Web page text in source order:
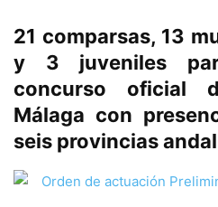
21 comparsas, 13
y 3 juveniles
concurso oficial
Málaga con
seis provincias